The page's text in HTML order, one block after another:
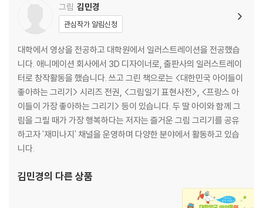
그림 김민경
관심작가 알림신청
대학에서 영상을 전공하고 대학원에서 일러스트레이션을 전공했습
니다. 애니메이션 회사에서 3D 디자이너로, 출판사의 일러스트레이
터로 창작활동을 했습니다. 쓰고 그린 책으로는 <대한민국 아이들이
좋아하는 그리기> 시리즈 전권, <그림일기 표현사전>, <프랑스 아
이들이 가장 좋아하는 그리기> 등이 있습니다. 두 딸 아이와 함께 그
림을 그릴 때가 가장 행복하다는 저자는 즐거운 그림 그리기를 공유
하고자 '재미나지' 채널을 운영하며 다양한 분야에서 활동하고 있습
니다.
김민경의 다른 상품